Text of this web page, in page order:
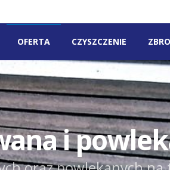
OFERTA CZYSZCZENIE
i